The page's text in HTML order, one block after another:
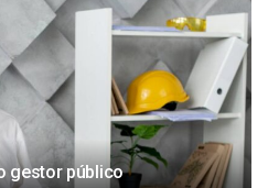
gestor público